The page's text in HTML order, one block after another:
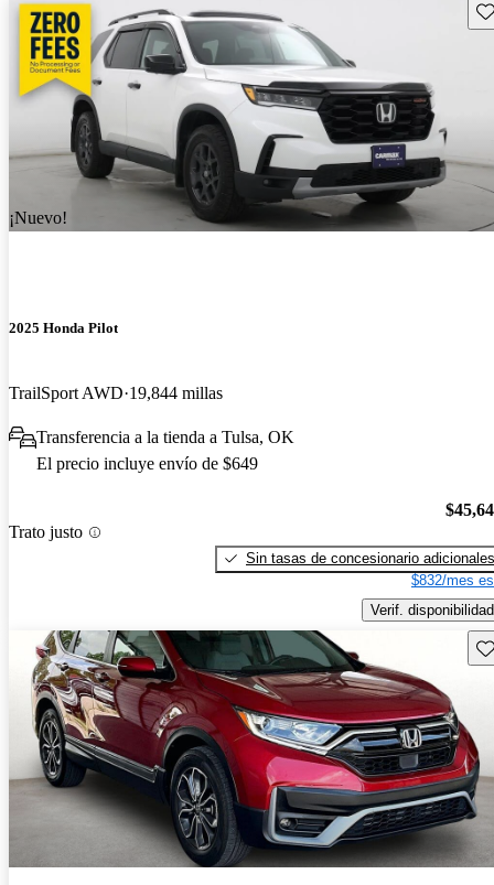
¡Nuevo!
2025 Honda Pilot
TrailSport AWD 19,844 millas
Transferencia a la tienda a Tulsa, OK
El precio incluye envío de $649
Trato justo
Sin tasas de concesionario adicionales
$832/mes
Verif. disponibilidad